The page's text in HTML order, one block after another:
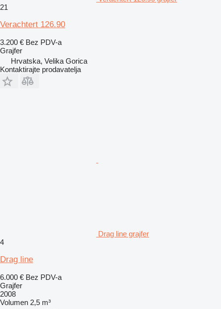
21
Verachtert 126.90
3.200 € Bez PDV-a
Grajfer
Hrvatska, Velika Gorica
Kontaktirajte prodavatelja
Drag line grajfer
4
Drag line
6.000 € Bez PDV-a
Grajfer
2008
Volumen 2,5 m³